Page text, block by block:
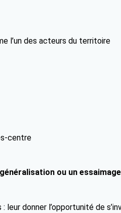
l’un des acteurs du territoire
centre
ou un
donner l’opportunité de